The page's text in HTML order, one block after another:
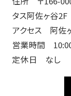
タス阿佐ヶ谷2F
アクセス 阿佐
営業時間
定休日 なし